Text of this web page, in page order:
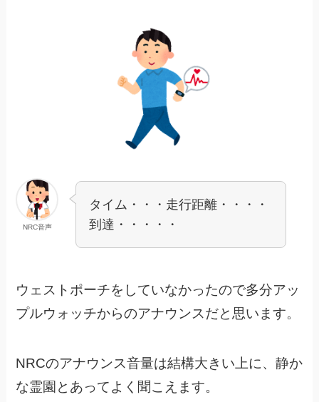
NRC音声
タイム・・・走行距離・・・・
到達・・・・・
ウェストポーチをしていなかったので多分アッ
プルウォッチからのアナウンスだと思います。
NRCのアナウンス音量は結構大きい上に、静か
な霊園とあってよく聞こえます。